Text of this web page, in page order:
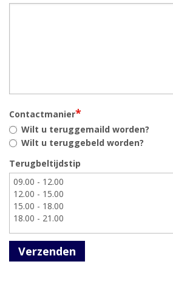
Contactmanier*
Wilt u teruggemaild worden?
Wilt u teruggebeld worden?
Terugbeltijdstip
Verzenden